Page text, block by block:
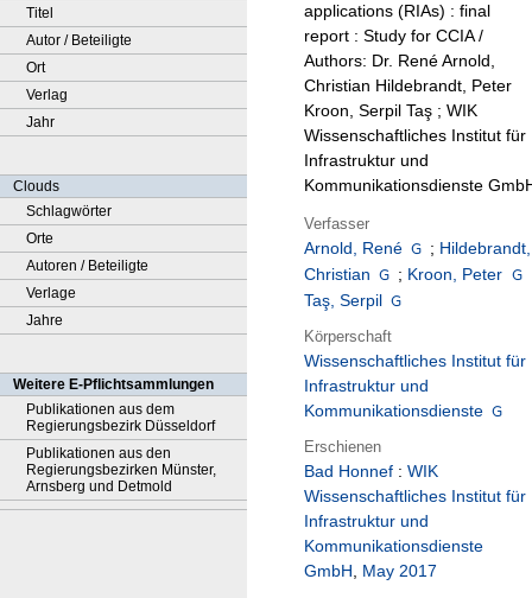
Titel
Autor / Beteiligte
Ort
Verlag
Jahr
Clouds
Schlagwörter
Orte
Autoren / Beteiligte
Verlage
Jahre
Weitere E-Pflichtsammlungen
Publikationen aus dem
Regierungsbezirk Düsseldorf
Publikationen aus den
Regierungsbezirken Münster,
Arnsberg und Detmold
applications (RIAs) : final
report : Study for CCIA /
Authors: Dr. René Arnold,
Christian Hildebrandt, Peter
Kroon, Serpil Taş ; WIK
Wissenschaftliches Institut für
Infrastruktur und
Kommunikationsdienste
Verfasser
Arnold, René ; Hildebrandt,
Christian
; Kroon, Peter
Taş, Serpil
Körperschaft
Wissenschaftliches Institut für
Infrastruktur und
Kommunikationsdienste
Erschienen
Bad Honnef : WIK
Wissenschaftliches Institut für
Infrastruktur und
Kommunikationsdienste
GmbH, May 2017